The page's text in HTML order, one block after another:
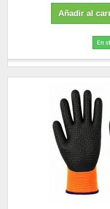
Añadir al
En